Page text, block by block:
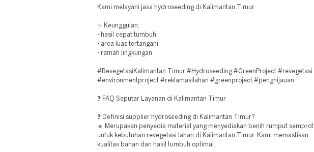
Kami melayani jasa hydroseeding di Kalimantan Timur.
✨ Keunggulan:
- hasil cepat tumbuh
- area luas tertangani
- ramah lingkungan
#RevegetasiKalimantan Timur #Hydroseeding #GreenProject #revegetasi
#environmentproject #reklamasilahan #greenproject #penghijauan
❓ FAQ Seputar Layanan di Kalimantan Timur
❓ Definisi supplier hydroseeding di Kalimantan Timur?
🔹 Merupakan penyedia material yang menyediakan benih rumput semprot
untuk kebutuhan revegetasi lahan di Kalimantan Timur. Kami memastikan
kualitas bahan dan hasil tumbuh optimal.